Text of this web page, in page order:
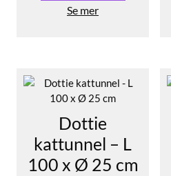
Se mer
Dottie
kattunnel – L
100 x Ø 25 cm